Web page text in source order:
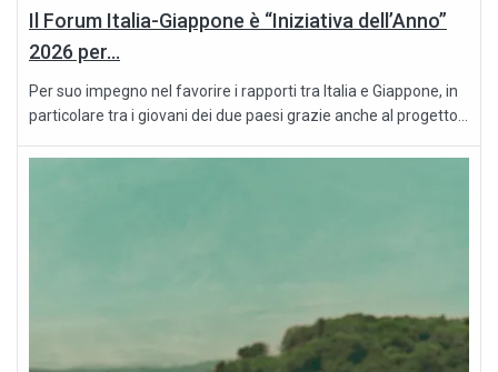
Il Forum Italia-Giappone è “Iniziativa dell’Anno”
2026 per...
Per suo impegno nel favorire i rapporti tra Italia e Giappone, in
particolare tra i giovani dei due paesi grazie anche al progetto...